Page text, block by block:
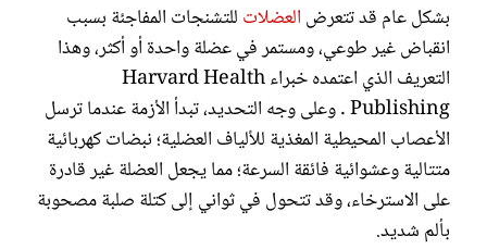
بشكل عام قد تتعرض العضلات للتشنجات المفاجئة بسبب
انقباض غير طوعي، ومستمر في عضلة واحدة أو أكثر، وهذا
التعريف الذي اعتمده خبراء Harvard Health
Publishing . وعلى وجه التحديد، تبدأ الأزمة عندما ترسل
الأعصاب المحيطية المغذية للألياف العضلية؛ نبضات كهربائية
متتالية وعشوائية فائقة السرعة؛ مما يجعل العضلة غير قادرة
على الاسترخاء، وقد تتحول في ثواني إلى كتلة صلبة مصحوبة
بألم شديد.